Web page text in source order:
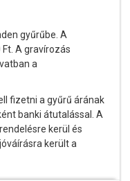
gyűrűbe. A
A gravírozás
a
fizetni a gyűrű árának
banki átutalással. A
kerül és
került a